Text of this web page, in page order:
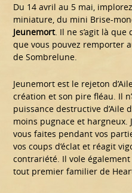
Du 14 avril au 5 mai,
miniature, du mini Brise-
Jeunemort. Il ne s’agit là
que vous pouvez remporter
de Sombrelune.
Jeunemort est le rejeton
création et son pire fléau. Il
puissance destructive d’Aile
moins pugnace et hargneux.
vous faites pendant vos
vos coups d’éclat et réagit
contrariété. Il vole
tout premier familier de